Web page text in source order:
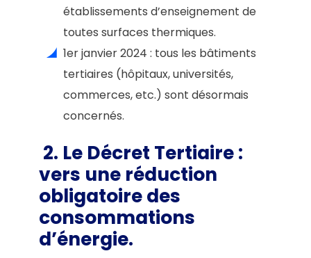
établissements d’enseignement de
toutes surfaces thermiques.
1er janvier 2024 : tous les bâtiments
tertiaires (hôpitaux, universités,
commerces, etc.) sont désormais
concernés.
2. Le Décret Tertiaire:
vers une réduction
obligatoire des
consommations
d’énergie.